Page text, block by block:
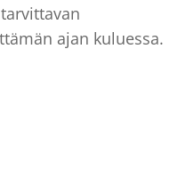
ajan kuluessa.